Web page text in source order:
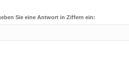
Sie eine Antwort in Ziffern ein: